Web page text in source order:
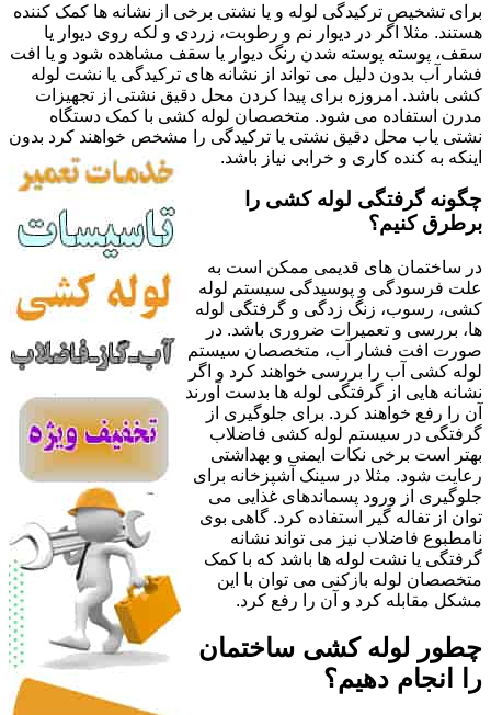
برای تشخیص ترکیدگی لوله و یا نشتی برخی از نشانه ها کمک کننده
هستند. مثلا اگر در دیوار نم و رطوبت، زردی و لکه روی دیوار یا
سقف، پوسته پوسته شدن رنگ دیوار یا سقف مشاهده شود و یا افت
فشار آب بدون دلیل می تواند از نشانه های ترکیدگی یا نشت لوله
کشی باشد. امروزه برای پیدا کردن محل دقیق نشتی از تجهیزات
مدرن استفاده می شود. متخصصان لوله کشی با کمک دستگاه
نشتی یاب محل دقیق نشتی یا ترکیدگی را مشخص خواهند کرد بدون
اینکه به کنده کاری و خرابی نیاز باشد.
چگونه گرفتگی لوله کشی را
برطرق کنیم؟
در ساختمان های قدیمی ممکن است به
علت فرسودگی و پوسیدگی سیستم لوله
کشی، رسوب، زنگ زدگی و گرفتگی لوله
ها، بررسی و تعمیرات ضروری باشد. در
صورت افت فشار آب، متخصصان سیستم
لوله کشی آب را بررسی خواهند کرد و اگر
نشانه هایی از گرفتگی لوله ها بدست آورند
آن را رفع خواهند کرد. برای جلوگیری از
گرفتگی در سیستم لوله کشی فاضلاب
بهتر است برخی نکات ایمنی و بهداشتی
رعایت شود. مثلا در سینک آشپزخانه برای
جلوگیری از ورود پسماندهای غذایی می
توان از تفاله گیر استفاده کرد. گاهی بوی
نامطبوع فاضلاب نیز می تواند نشانه
گرفتگی یا نشت لوله ها باشد که با کمک
متخصصان لوله بازکنی می توان با این
مشکل مقابله کرد و آن را رفع کرد.
چطور لوله کشی ساختمان
را انجام دهیم؟